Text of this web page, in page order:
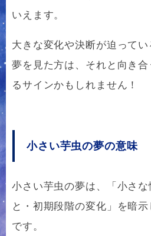
いえます。
大きな変化や決断が迫って
夢を見た方は、それと向き
るサインかもしれません！
小さい芋虫の夢の意味
小さい芋虫の夢は、「小さな
と・初期段階の変化」を暗
です。